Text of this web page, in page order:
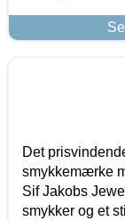
Det
smykkemærke
Sif Jakobs
smykker og et